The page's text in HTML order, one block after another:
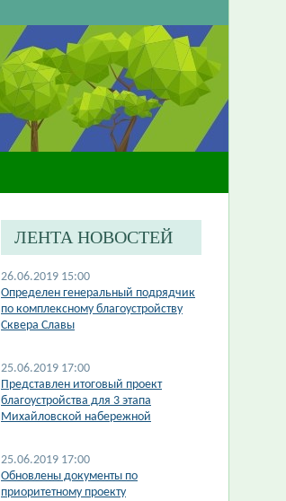
ЛЕНТА НОВОСТЕЙ
26.06.2019 15:00
Определен генеральный подрядчик
по комплексному благоустройству
Сквера Славы
25.06.2019 17:00
Представлен итоговый проект
благоустройства для 3 этапа
Михайловской набережной
25.06.2019 17:00
Обновлены документы по
приоритетному проекту